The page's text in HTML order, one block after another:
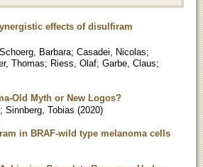
effects of disulfiram
Schoerg, Barbara; Casadei, Nicolas;
Thomas; Riess, Olaf; Garbe, Claus;
Old Myth or New Logos?
; Sinnberg, Tobias (2020)
in BRAF-wild type melanoma cells